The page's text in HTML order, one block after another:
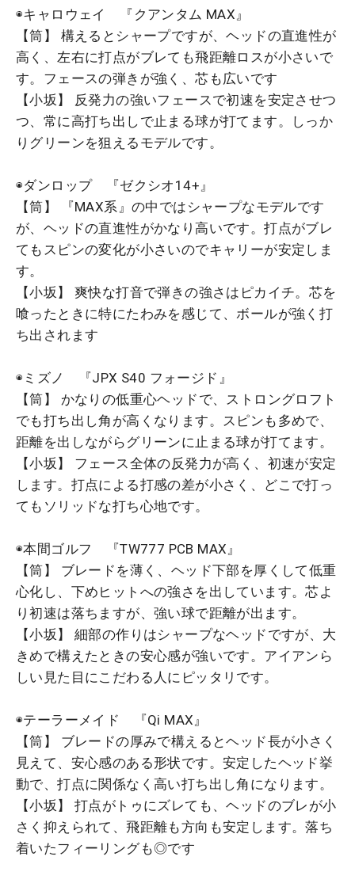
◉キャロウェイ 『クアンタム MAX』
【筒】 構えるとシャープですが、ヘッドの直進性が
高く、左右に打点がブレても飛距離ロスが小さいで
す。フェースの弾きが強く、芯も広いです
【小坂】 反発力の強いフェースで初速を安定させつ
つ、常に高打ち出しで止まる球が打てます。しっか
りグリーンを狙えるモデルです。
◉ダンロップ 『ゼクシオ14+』
【筒】 『MAX系』の中ではシャープなモデルです
が、ヘッドの直進性がかなり高いです。打点がブレ
てもスピンの変化が小さいのでキャリーが安定しま
す。
【小坂】 爽快な打音で弾きの強さはピカイチ。芯を
喰ったときに特にたわみを感じて、ボールが強く打
ち出されます
◉ミズノ 『JPX S40 フォージド』
【筒】 かなりの低重心ヘッドで、ストロングロフト
でも打ち出し角が高くなります。スピンも多めで、
距離を出しながらグリーンに止まる球が打てます。
【小坂】 フェース全体の反発力が高く、初速が安定
します。打点による打感の差が小さく、どこで打っ
てもソリッドな打ち心地です。
◉本間ゴルフ 『TW777 PCB MAX』
【筒】 ブレードを薄く、ヘッド下部を厚くして低重
心化し、下めヒットへの強さを出しています。芯よ
り初速は落ちますが、強い球で距離が出ます。
【小坂】 細部の作りはシャープなヘッドですが、大
きめで構えたときの安心感が強いです。アイアンら
しい見た目にこだわる人にピッタリです。
◉テーラーメイド 『Qi MAX』
【筒】 ブレードの厚みで構えるとヘッド長が小さく
見えて、安心感のある形状です。安定したヘッド挙
動で、打点に関係なく高い打ち出し角になります。
【小坂】 打点がトゥにズレても、ヘッドのブレが小
さく抑えられて、飛距離も方向も安定します。落ち
着いたフィーリングも◎です